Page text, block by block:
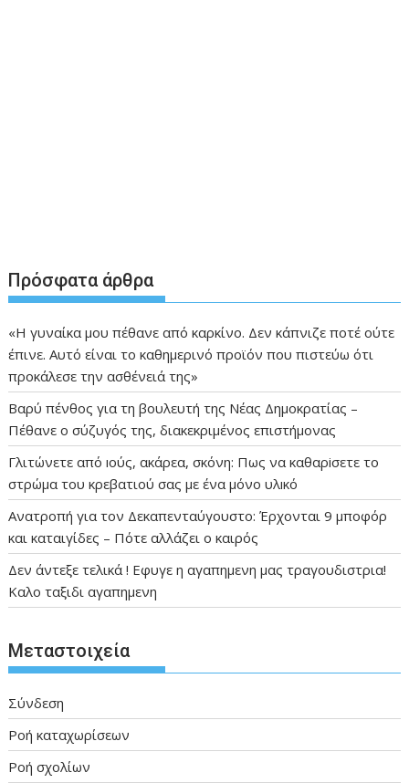
Πρόσφατα άρθρα
«Η γυναίκα μου πέθανε από καρκίνο. Δεν κάπνιζε ποτέ ούτε
έπινε. Αυτό είναι το καθημερινό προϊόν που πιστεύω ότι
προκάλεσε την ασθένειά της»
Βαρύ πένθος για τη βουλευτή της Νέας Δημοκρατίας –
Πέθανε ο σύζυγός της, διακεκριμένος επιστήμονας
Γλιτώνετε από ıούς, ακάρεα, σκόνη: Πως να καθαρiσετε το
στρώμα του κρεβατιού σας με ένα μόνο υλıκό
Ανατροπή για τον Δεκαπενταύγουστο: Έρχονται 9 μποφόρ
και καταιγίδες – Πότε αλλάζει ο καιρός
Δεν άντεξε τελικά ! Εφυγε η αγαπημενη μας τραγουδιστρια!
Καλο ταξιδι αγαπημενη
Μεταστοιχεία
Σύνδεση
Ροή καταχωρίσεων
Ροή σχολίων